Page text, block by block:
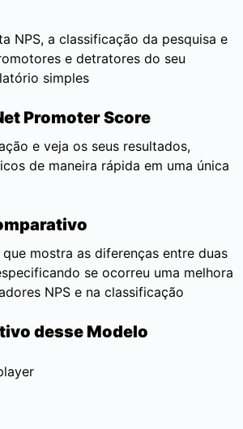
NPS, a classificação da pesquisa e
e detratores do seu
simples
Promoter Score
e veja os seus resultados,
de maneira rápida em uma única
mostra as diferenças entre duas
se ocorreu uma melhora
NPS e na classificação
desse Modelo